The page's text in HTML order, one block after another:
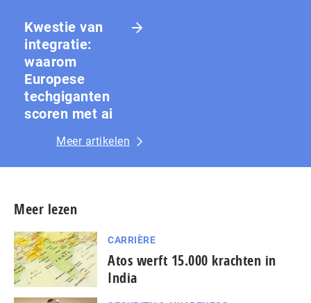
Kwestie van
integratie:
waarom
Europese
techgiganten
scoren met ai
Meer artikelen
Meer lezen
CARRIÈRE
Atos werft 15.000 krachten in
India